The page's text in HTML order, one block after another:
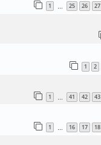
1 … 25 26 27
1 2
1 … 41 42 43
1 … 16 17 18